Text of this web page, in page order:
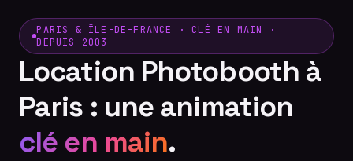
PARIS & ÎLE-DE-FRANCE · CLÉ EN MAIN ·
DEPUIS 2003
Location Photobooth à
Paris : une animation
clé en main.